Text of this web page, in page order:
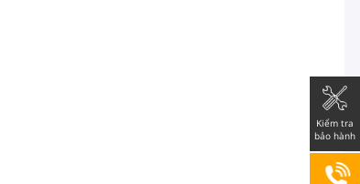
Kiểm tra
bảo hành